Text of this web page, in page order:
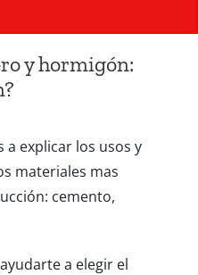
CATÁLOGOS
CONTACTO
y hormigón:
a explicar los usos y
materiales mas
cemento,
a elegir el